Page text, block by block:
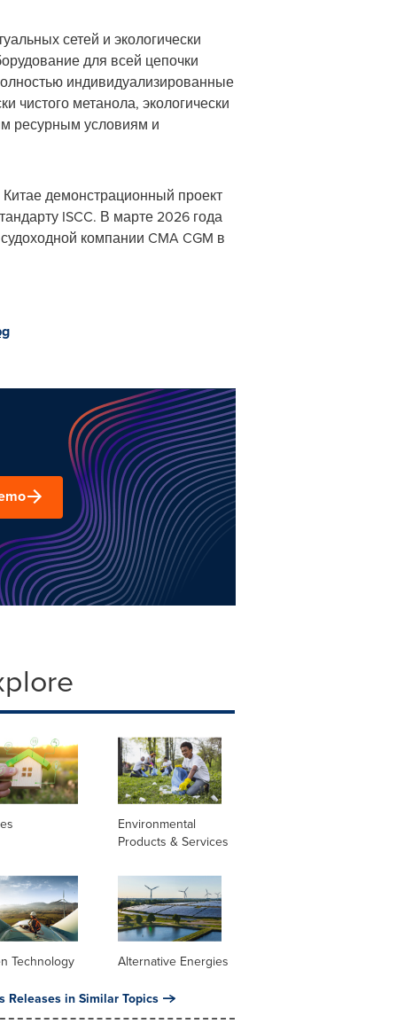
сетей и экологически
для всей цепочки
индивидуализированные
чистого метанола, экологически
ресурным условиям и
демонстрационный проект
ISCC. В марте 2026 года
компании CMA CGM в
Environmental
Products & Services
Technology Alternative Energies
Releases in Similar Topics